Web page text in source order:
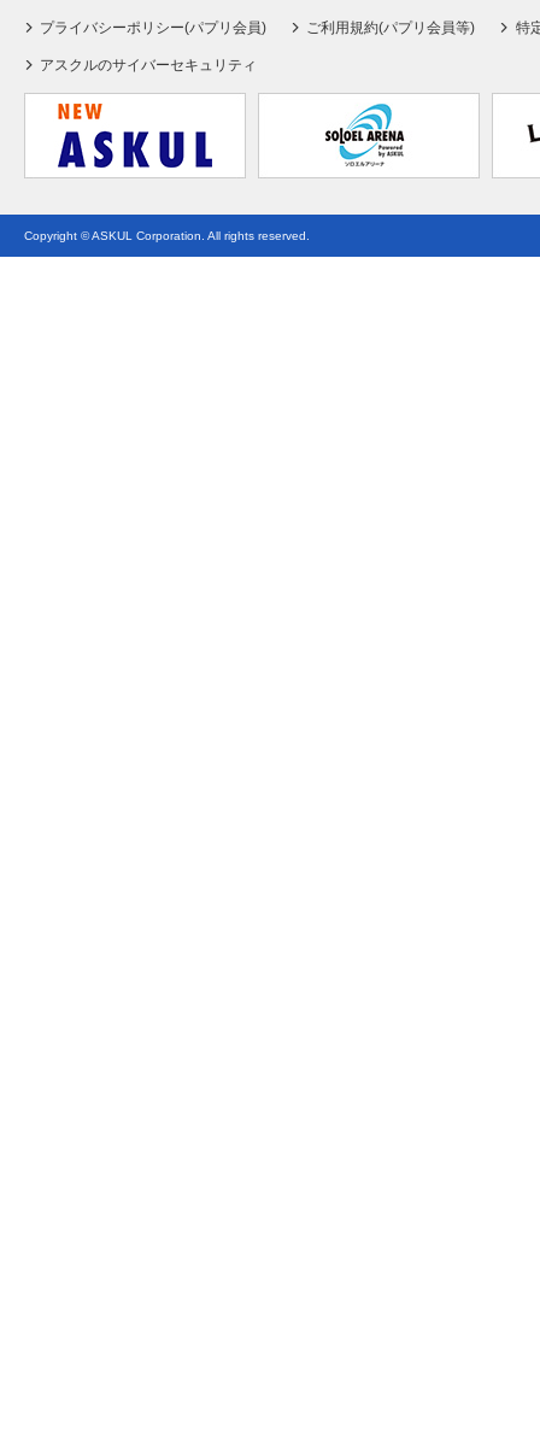
プライバシーポリシー(パプリ会員) ご利用規約(パプリ会員等) 特
アスクルのサイバーセキュリティ
Copyright © ASKUL Corporation. All rights reserved.